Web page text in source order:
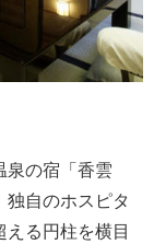
泉の宿「香雲
自のホスピタ
る円柱を横目